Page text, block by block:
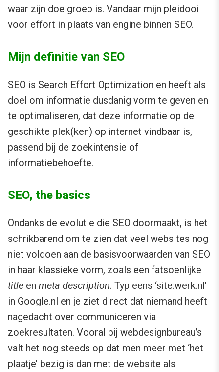
waar zijn doelgroep is. Vandaar mijn pleidooi
voor effort in plaats van engine binnen SEO.
Mijn definitie van SEO
SEO is Search Effort Optimization en heeft als
doel om informatie dusdanig vorm te geven en
te optimaliseren, dat deze informatie op de
geschikte plek(ken) op internet vindbaar is,
passend bij de zoekintensie of
informatiebehoefte.
SEO, the basics
Ondanks de evolutie die SEO doormaakt, is het
schrikbarend om te zien dat veel websites nog
niet voldoen aan de basisvoorwaarden van SEO
in haar klassieke vorm, zoals een fatsoenlijke
title en meta description. Typ eens ‘site:werk.nl’
in Google.nl en je ziet direct dat niemand heeft
nagedacht over communiceren via
zoekresultaten. Vooral bij webdesignbureau’s
valt het nog steeds op dat men meer met ‘het
plaatje’ bezig is dan met de website als